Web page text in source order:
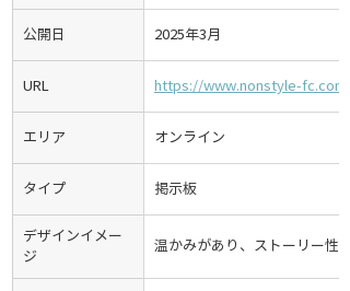
公開日 2025年3月
URL https://www.nonstyle-
エリア オンライン
タイプ 掲示板
デザインイメー
ジ
温かみがあり、ストーリー性